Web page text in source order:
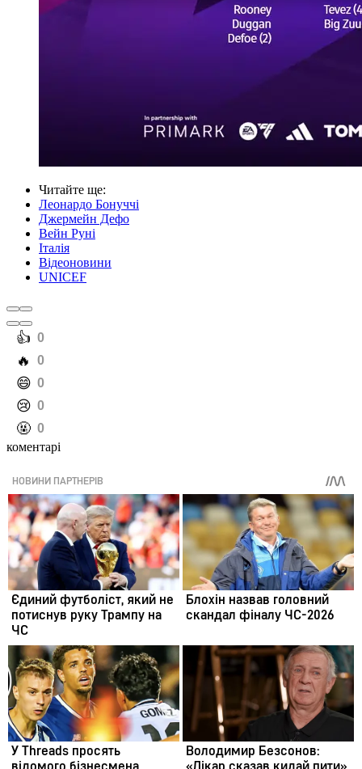
Читайте ще:
Леонардо Бонуччі
Джермейн Дефо
Вейн Руні
Італія
Відеоновини
UNICEF
️👍 0
️🔥 0
️😄 0
️😢 0
️🤬 0
коментарі